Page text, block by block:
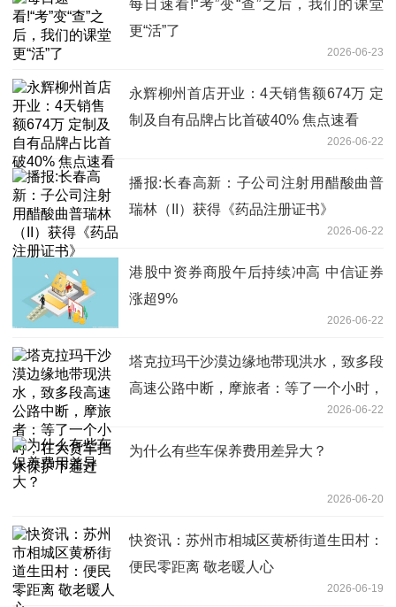
每日速看!“考”变“查”之后，我们的课堂
更“活”了
2026-06-23
永辉柳州首店开业：4天销售额674万 定
制及自有品牌占比首破40% 焦点速看
2026-06-22
播报:长春高新：子公司注射用醋酸曲普
瑞林（II）获得《药品注册证书》
2026-06-22
港股中资券商股午后持续冲高 中信证券
涨超9%
2026-06-22
塔克拉玛干沙漠边缘地带现洪水，致多段
高速公路中断，摩旅者：等了一个小时，
2026-06-22
为什么有些车保养费用差异大？
2026-06-20
快资讯：苏州市相城区黄桥街道生田村：
便民零距离 敬老暖人心
2026-06-19